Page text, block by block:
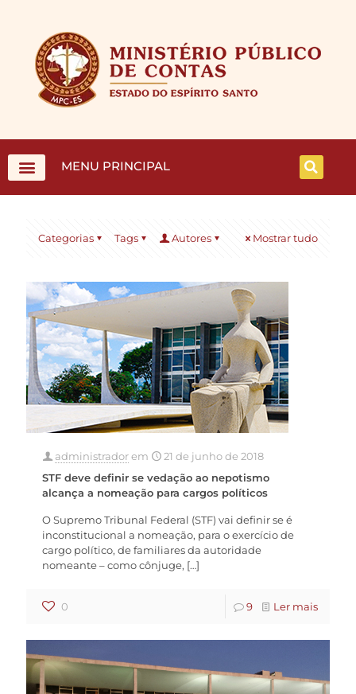
MENU PRINCIPAL
Categorias Tags Autores Mostrar tudo
administradorem
21 de junho de 2018
STF deve definir se vedação ao nepotismo
alcança a nomeação para cargos políticos
O Supremo Tribunal Federal (STF) vai definir se é
inconstitucional a nomeação, para o exercício de
cargo político, de familiares da autoridade
nomeante – como cônjuge, […]
0 9 Ler mais